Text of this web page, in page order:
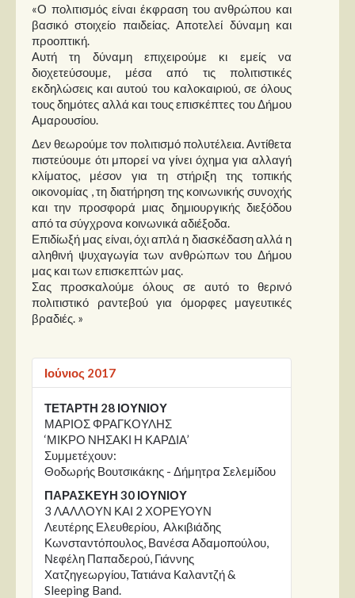
«Ο πολιτισμός είναι έκφραση του ανθρώπου και
βασικό στοιχείο παιδείας. Αποτελεί δύναμη και
προοπτική.
Αυτή τη δύναμη επιχειρούμε κι εμείς να
διοχετεύσουμε, μέσα από τις πολιτιστικές
εκδηλώσεις και αυτού του καλοκαιριού, σε όλους
τους δημότες αλλά και τους επισκέπτες του Δήμου
Αμαρουσίου.
Δεν θεωρούμε τον πολιτισμό πολυτέλεια. Αντίθετα
πιστεύουμε ότι μπορεί να γίνει όχημα για αλλαγή
κλίματος, μέσον για τη στήριξη της τοπικής
οικονομίας , τη διατήρηση της κοινωνικής συνοχής
και την προσφορά μιας δημιουργικής διεξόδου
από τα σύγχρονα κοινωνικά αδιέξοδα.
Επιδίωξή μας είναι, όχι απλά η διασκέδαση αλλά η
αληθινή ψυχαγωγία των ανθρώπων του Δήμου
μας και των επισκεπτών μας.
Σας προσκαλούμε όλους σε αυτό το θερινό
πολιτιστικό ραντεβού για όμορφες μαγευτικές
βραδιές. »
Ιούνιος 2017
ΤΕΤΑΡΤΗ 28 ΙΟΥΝΙΟΥ
ΜΑΡΙΟΣ ΦΡΑΓΚΟΥΛΗΣ
‘ΜΙΚΡΟ ΝΗΣΑΚΙ Η ΚΑΡΔΙΑ’
Συμμετέχουν:
Θοδωρής Βουτσικάκης - Δήμητρα Σελεμίδου
ΠΑΡΑΣΚΕΥΗ 30 ΙΟΥΝΙΟΥ
3 ΛΑΛΛΟΥΝ ΚΑΙ 2 ΧΟΡΕΥΟΥΝ
Λευτέρης Ελευθερίου, Αλκιβιάδης
Κωνσταντόπουλος, Βανέσα Αδαμοπούλου,
Νεφέλη Παπαδερού, Γιάννης
Χατζηγεωργίου, Τατιάνα Καλαντζή &
Sleeping Band.